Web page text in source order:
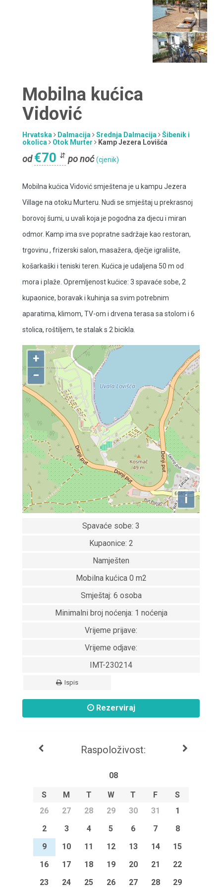
Mobilna kućica
Vidović
Hrvatska Dalmacija Srednja Dalmacija
Šibenik i
okolica
Otok Murter Kamp Jezera Lovišća
od€70 ⇵ po noć(cjenik)
Mobilna kućica Vidović smještena je u kampu Jezera
Village na otoku Murteru. Nudi se smještaj u prekrasnoj
borovoj šumi, u uvali koja je pogodna za djecu i miran
odmor. Kamp ima sve popratne sadržaje kao restoran,
trgovinu , frizerski salon, masažera, dječje igralište,
košarkaški i teniski teren. Kućica je udaljena 50 m od
mora i plaže. Opremljenost kućice: 3 spavaće sobe, 2
kupaonice, boravak i kuhinja sa svim potrebnim
aparatima, klimom, TV-om i drvena terasa sa stolom i 6
stolica, roštiljem, te stalak s 2 bicikla.
+
−
i
Spavaće sobe: 3
Kupaonice: 2
Namješten
Mobilna kućica 0 m2
Smještaj: 6 osoba
Minimalni broj noćenja: 1 noćenja
Vrijeme prijave:
Vrijeme odjave:
IMT-230214
Ispis
Rezerviraj
Raspoloživost:
08
S M T W T F
S
26
27 28 29 30 31
1
2
3 4 5 6 7
8
9
10 11 12 13 14
15
16
17 18 19 20 21
22
23
24 25 26 27 28 29